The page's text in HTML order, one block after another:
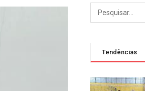
Tendências